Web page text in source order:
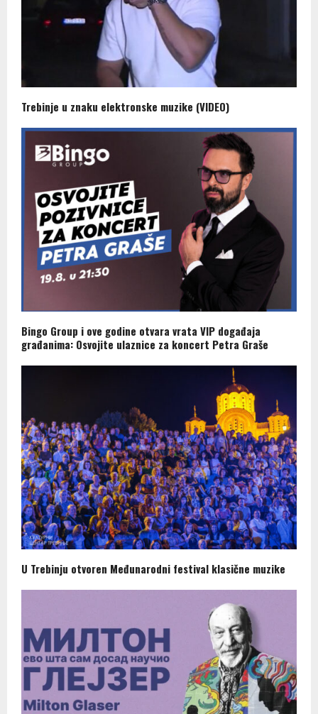
Trebinje u znaku elektronske muzike (VIDEO)
Bingo Group i ove godine otvara vrata VIP događaja
građanima: Osvojite ulaznice za koncert Petra Graše
U Trebinju otvoren Međunarodni festival klasične muzike